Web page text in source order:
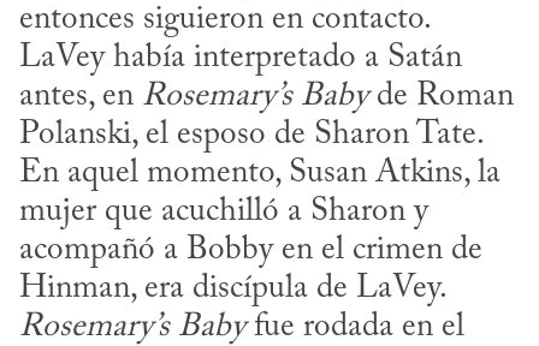
entonces siguieron en contacto.
LaVey había interpretado a Satán
antes, en Rosemary’s Baby de Roman
Polanski, el esposo de Sharon Tate.
En aquel momento, Susan Atkins, la
mujer que acuchilló a Sharon y
acompañó a Bobby en el crimen de
Rosemary’s Baby fue rodada en el